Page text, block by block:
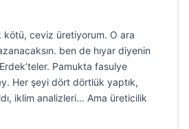
kötü, ceviz üretiyorum. O ara
ben de hıyar diyenin
Pamukta fasulye
Her şeyi dört dörtlük yaptık,
iklim analizleri… Ama üreticilik